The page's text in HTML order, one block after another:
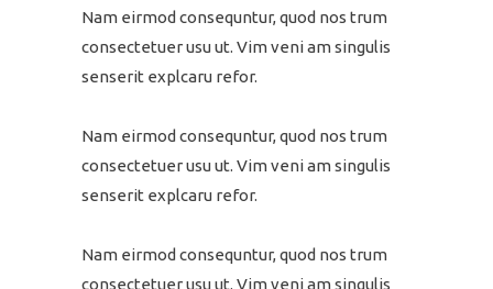
Nam eirmod consequntur, quod nos trum
consectetuer usu ut. Vim veni am singulis
senserit explcaru refor.
Nam eirmod consequntur, quod nos trum
consectetuer usu ut. Vim veni am singulis
senserit explcaru refor.
Nam eirmod consequntur, quod nos trum
consectetuer usu ut. Vim veni am singulis